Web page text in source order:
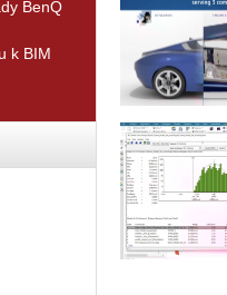
BenQ
k BIM